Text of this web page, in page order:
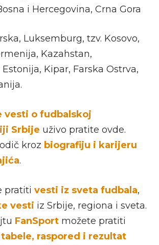
i Hercegovina, Crna Gora
Luksemburg, tzv. Kosovo,
Kazahstan,
Kipar, Farska Ostrva,
vesti o fudbalskoj
Srbije uživo pratite ovde.
kroz biografiju i karijeru
.
pratiti vesti iz sveta fudbala,
vesti iz Srbije, regiona i sveta.
FanSport možete pratiti
raspored i rezultat